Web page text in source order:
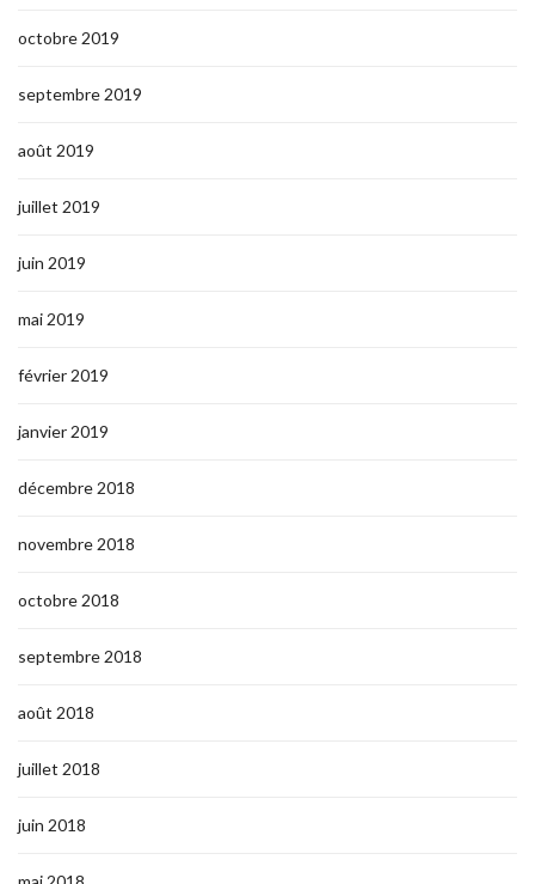
octobre 2019
septembre 2019
août 2019
juillet 2019
juin 2019
mai 2019
février 2019
janvier 2019
décembre 2018
novembre 2018
octobre 2018
septembre 2018
août 2018
juillet 2018
juin 2018